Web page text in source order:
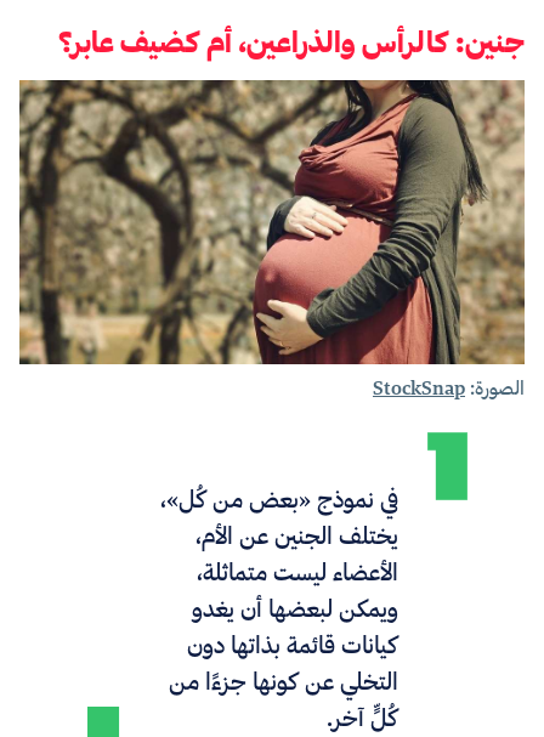
جنين: كالرأس والذراعين، أم كضيف عابر؟
الصورة:StockSnap
في نموذج «بعض من كُل»،
يختلف الجنين عن الأم،
الأعضاء ليست متماثلة،
ويمكن لبعضها أن يغدو
كيانات قائمة بذاتها دون
التخلي عن كونها جزءًا من
كُلٍّ آخر.